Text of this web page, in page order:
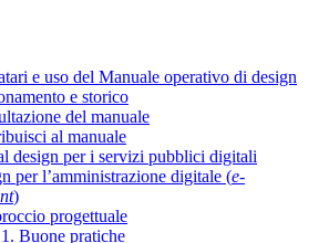
e uso del Manuale operativo di design
e storico
del manuale
al manuale
design per i servizi pubblici digitali
per l’amministrazione digitale (e-
)
progettuale
Buone pratiche